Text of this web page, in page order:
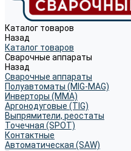
Каталог товаров
Назад
Каталог товаров
Сварочные аппараты
Назад
Сварочные аппараты
Полуавтоматы (MIG-MAG)
Инверторы (MMA)
Аргонодуговые (TIG)
Выпрямители, реостаты
Точечная (SPOT)
Контактные
Автоматическая (SAW)